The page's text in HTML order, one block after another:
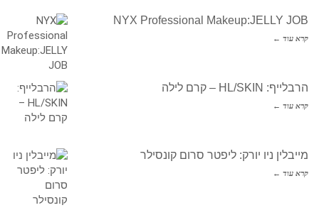
NYX Professional Makeup:JELLY JOB
קרא עוד ←
הרבלייף: HL/SKIN – קרם לילה
קרא עוד ←
מייבלין ניו יורק: ליפטר סרום קונסילר
קרא עוד ←